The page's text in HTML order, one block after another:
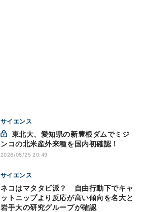
サイエンス
ンコの北米産外来種を国内初確認！
2026/05/25 20:49
サイエンス
ネコはマタタビ派？ 自由行動下でキャ
ットニップより反応が高い傾向を名大と
岩手大の研究グループが確認